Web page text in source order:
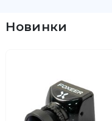
Новинки